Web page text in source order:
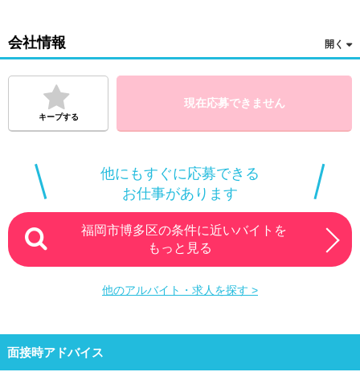
会社情報
キープする
現在応募できません
他にもすぐに応募できる
お仕事があります
福岡市博多区の条件に近いバイトを
もっと見る
他のアルバイト・求人を探す >
面接時アドバイス